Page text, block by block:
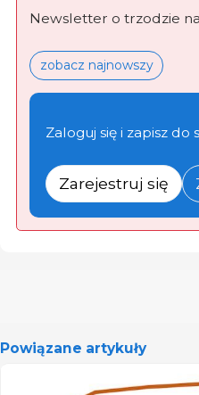
Newsletter o trzodzie
zobacz najnowszy
Zaloguj się i zapisz do
Zarejestruj się
Powiązane artykuły